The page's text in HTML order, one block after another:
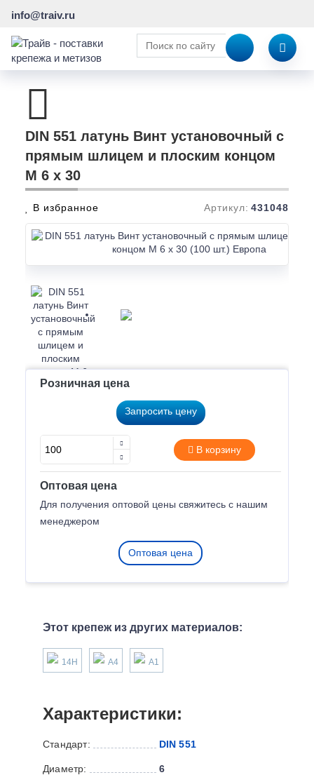
info@traiv.ru
DIN 551 латунь Винт установочный с
прямым шлицем и плоским концом
M 6 x 30
В избранное Артикул: 431048
Розничная цена
Запросить цену
В корзину
Оптовая цена
Для получения оптовой цены свяжитесь с нашим
менеджером
Оптовая цена
Этот крепеж из других материалов:
14H А4 А1
Характеристики:
Стандарт: DIN 551
Диаметр: 6